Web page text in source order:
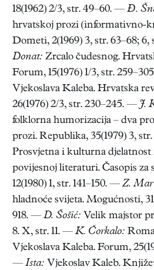
18(1962) 2/3, str. 49–60. — Đ.
hrvatskoj prozi (informativno-
Dometi, 2(1969) 3, str. 63–68; 6,
Donat: Zrcalo čudesnog.
Forum, 15(1976) 1/3, str.
Vjekoslava Kaleba. Hrvatska
26(1976) 2/3, str. 230–245. — J.
folklorna humorizacija – dva
prozi. Republika, 35(1979) 3,
Prosvjetna i kulturna djelatnost
povijesnoj literaturi. Časopis za
12(1980) 1, str. 141–150. — Z.
hladnoće svijeta. Mogućnosti,
918. — D. Šošić: Velik majstor
8. X, str. 11. — K. Čorkalo:
Vjekoslava Kaleba. Forum,
— Ista: Vjekoslav Kaleb.